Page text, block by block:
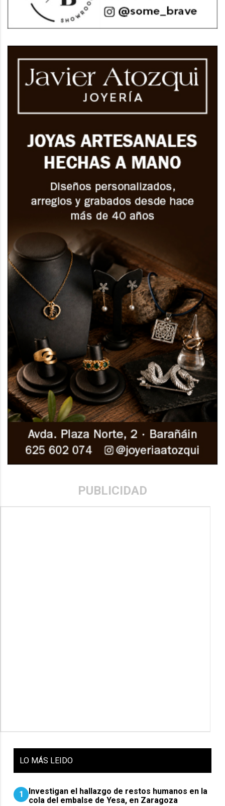
PUBLICIDAD
LO MÁS LEIDO
1
Investigan el hallazgo de restos humanos en la
cola del embalse de Yesa, en Zaragoza